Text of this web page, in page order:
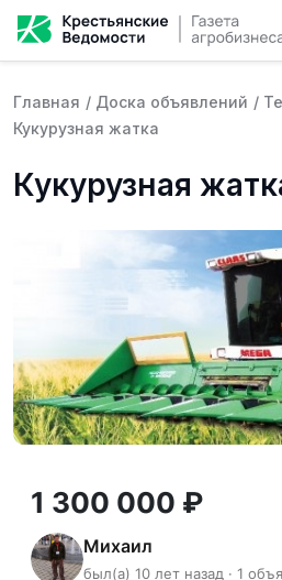
Главная / Доска объявлений /
Кукурузная жатка
Кукурузная
1 300 000 ₽
Михаил
был(а) 10 лет назад · 1